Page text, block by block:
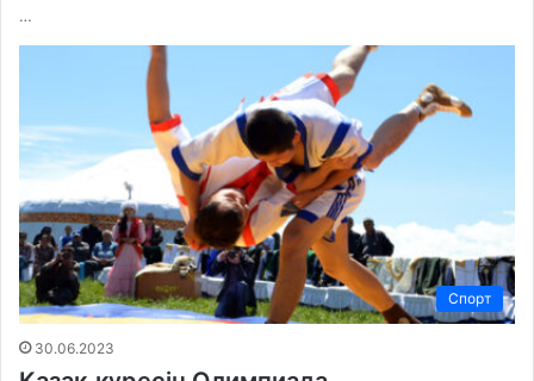
…
Спорт
30.06.2023